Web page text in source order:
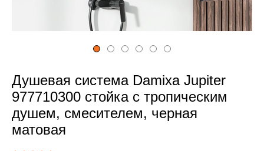
Душевая система Damixa Jupiter
977710300 стойка с тропическим
душем, смесителем, черная
матовая